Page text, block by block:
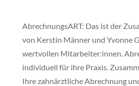
AbrechnungsART: Das ist der
von Kerstin Männer und Yvonne
wertvollen Mitarbeiter:innen.
individuell für ihre Praxis.
Ihre zahnärztliche Abrechnung